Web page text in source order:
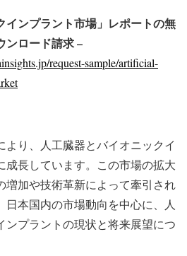
インプラント市場」レポートの無
ンロード請求 –
request-sample/artificial-
より、人工臓器とバイオニックイ
成長しています。この市場の拡大
増加や技術革新によって牽引され
日本国内の市場動向を中心に、人
ンプラントの現状と将来展望につ